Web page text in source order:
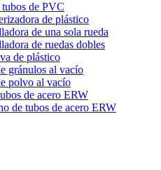
de PVC
de plástico
de una sola rueda
de ruedas dobles
de plástico
gránulos al vacío
polvo al vacío
de acero ERW
de tubos de acero ERW